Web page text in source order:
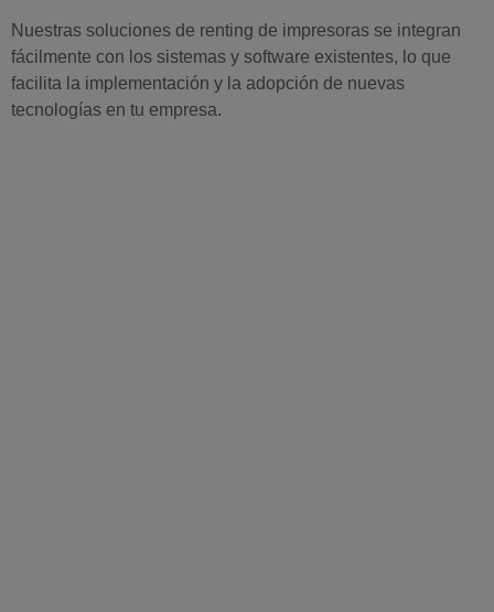
Nuestras soluciones de renting de impresoras se integran
fácilmente con los sistemas y software existentes, lo que
facilita la implementación y la adopción de nuevas
tecnologías en tu empresa.